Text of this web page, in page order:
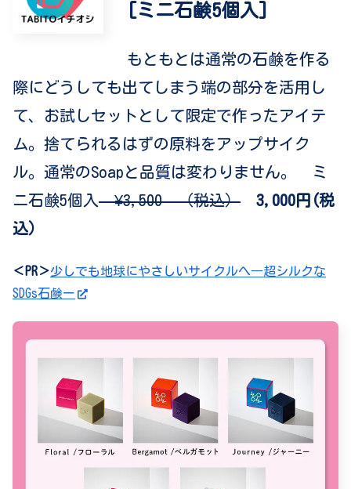
[ミニ石鹸5個入]
もともとは通常の石鹸を作る
際にどうしても出てしまう端の部分を活用し
て、お試しセットとして限定で作ったアイテ
ム。捨てられるはずの原料をアップサイク
ル。通常のSoapと品質は変わりません。 ミ
ニ石鹸5個入¥3,500 （税込）
3,000円(税
込）
＜PR＞少しでも地球にやさしいサイクルへ―超シルクな
SDGs石鹸ー